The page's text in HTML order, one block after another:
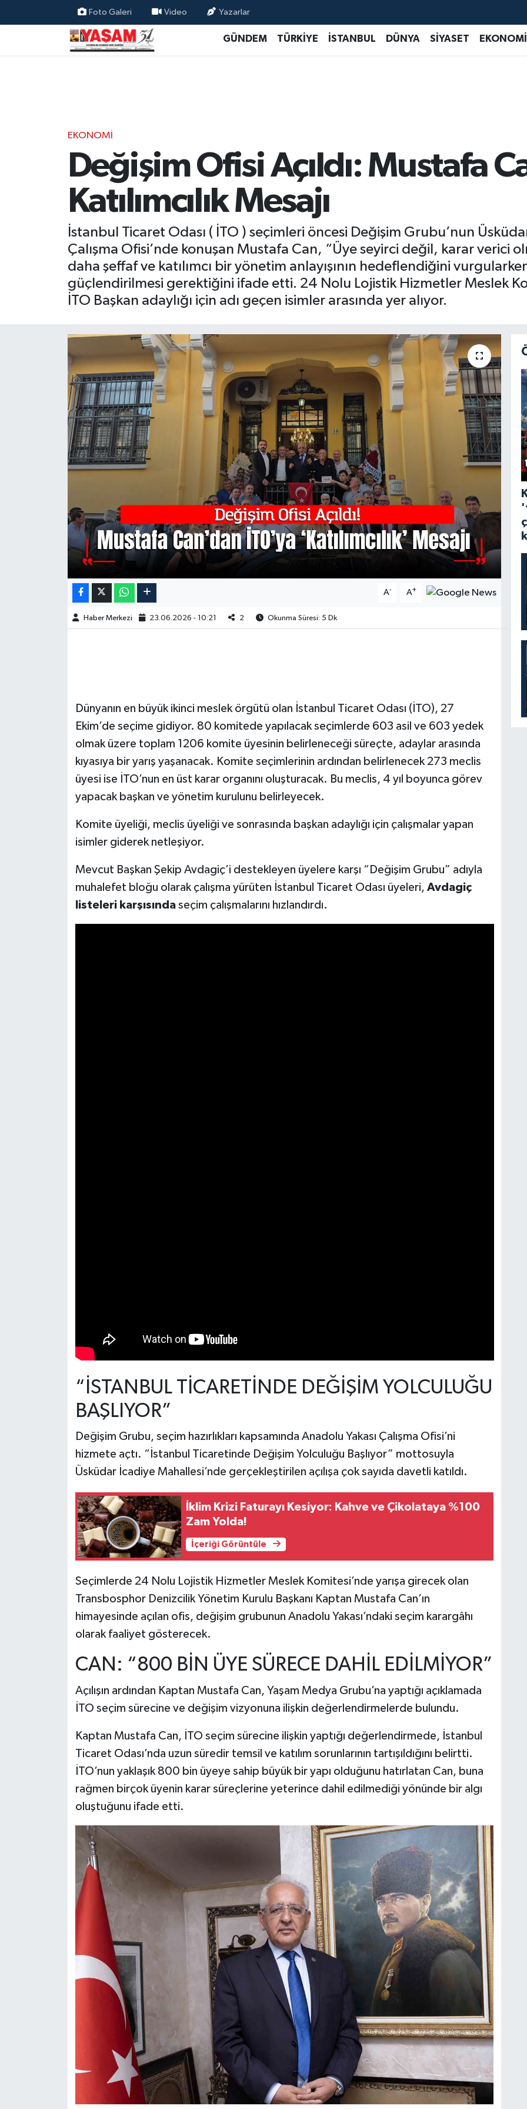
Foto Galeri Video Yazarlar
GÜNDEM TÜRKİYE İSTANBUL DÜNYA SİYASET EKONOMİ
EKONOMİ
Değişim Ofisi Açıldı: Mustafa
Katılımcılık Mesajı
İstanbul Ticaret Odası ( İTO ) seçimleri öncesi Değişim Grubu’nun
Çalışma Ofisi’nde konuşan Mustafa Can, “Üye seyirci değil, karar verici
daha şeffaf ve katılımcı bir yönetim anlayışının hedeflendiğini
güçlendirilmesi gerektiğini ifade etti. 24 Nolu Lojistik Hizmetler Meslek
İTO Başkan adaylığı için adı geçen isimler arasında yer alıyor.
A- A+
Haber Merkezi 23.06.2026 - 10:21 2 Okunma Süresi: 5 Dk
Dünyanın en büyük ikinci meslek örgütü olan İstanbul Ticaret Odası (İTO), 27
Ekim’de seçime gidiyor. 80 komitede yapılacak seçimlerde 603 asil ve 603 yedek
olmak üzere toplam 1206 komite üyesinin belirleneceği süreçte, adaylar arasında
kıyasıya bir yarış yaşanacak. Komite seçimlerinin ardından belirlenecek 273 meclis
üyesi ise İTO’nun en üst karar organını oluşturacak. Bu meclis, 4 yıl boyunca görev
yapacak başkan ve yönetim kurulunu belirleyecek.
Komite üyeliği, meclis üyeliği ve sonrasında başkan adaylığı için çalışmalar yapan
isimler giderek netleşiyor.
Mevcut Başkan Şekip Avdagiç’i destekleyen üyelere karşı “Değişim Grubu” adıyla
muhalefet bloğu olarak çalışma yürüten İstanbul Ticaret Odası üyeleri, Avdagiç
listeleri karşısındaseçim çalışmalarını hızlandırdı.
“İSTANBUL TİCARETİNDE DEĞİŞİM YOLCULUĞU
BAŞLIYOR”
Değişim Grubu, seçim hazırlıkları kapsamında Anadolu Yakası Çalışma Ofisi’ni
hizmete açtı. “İstanbul Ticaretinde Değişim Yolculuğu Başlıyor” mottosuyla
Üsküdar İcadiye Mahallesi’nde gerçekleştirilen açılışa çok sayıda davetli katıldı.
İklim Krizi Faturayı Kesiyor: Kahve ve Çikolataya %100
Zam Yolda!
İçeriği Görüntüle
Seçimlerde 24 Nolu Lojistik Hizmetler Meslek Komitesi’nde yarışa girecek olan
Transbosphor Denizcilik Yönetim Kurulu Başkanı Kaptan Mustafa Can’ın
himayesinde açılan ofis, değişim grubunun Anadolu Yakası’ndaki seçim karargâhı
olarak faaliyet gösterecek.
CAN: “800 BİN ÜYE SÜRECE DAHİL EDİLMİYOR”
Açılışın ardından Kaptan Mustafa Can, Yaşam Medya Grubu’na yaptığı açıklamada
İTO seçim sürecine ve değişim vizyonuna ilişkin değerlendirmelerde bulundu.
Kaptan Mustafa Can, İTO seçim sürecine ilişkin yaptığı değerlendirmede, İstanbul
Ticaret Odası’nda uzun süredir temsil ve katılım sorunlarının tartışıldığını belirtti.
İTO’nun yaklaşık 800 bin üyeye sahip büyük bir yapı olduğunu hatırlatan Can, buna
rağmen birçok üyenin karar süreçlerine yeterince dahil edilmediği yönünde bir algı
oluştuğunu ifade etti.